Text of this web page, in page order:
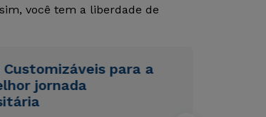
você tem a liberdade de
para a
jornada
ou
ou